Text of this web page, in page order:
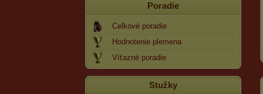
Poradie
Celkové poradie
Hodnotenie plemena
Víťazné poradie
Stužky